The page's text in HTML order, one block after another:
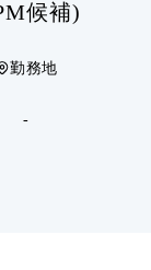
候補)
勤務地
-